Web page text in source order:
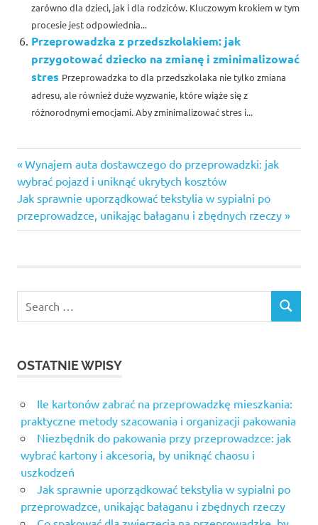
zarówno dla dzieci, jak i dla rodziców. Kluczowym krokiem w tym
procesie jest odpowiednia...
Przeprowadzka z przedszkolakiem: jak
przygotować dziecko na zmianę i zminimalizować
stres Przeprowadzka to dla przedszkolaka nie tylko zmiana
adresu, ale również duże wyzwanie, które wiąże się z
różnorodnymi emocjami. Aby zminimalizować stres i...
Nawigacja
wpisu
Previous
Post:
Wynajem auta dostawczego do przeprowadzki: jak
wybrać pojazd i uniknąć ukrytych kosztów
Next
Post:
Jak sprawnie uporządkować tekstylia w sypialni po
przeprowadzce, unikając bałaganu i zbędnych rzeczy
for:
SEARCH
OSTATNIE WPISY
Ile kartonów zabrać na przeprowadzkę mieszkania:
praktyczne metody szacowania i organizacji pakowania
Niezbędnik do pakowania przy przeprowadzce: jak
wybrać kartony i akcesoria, by uniknąć chaosu i
uszkodzeń
Jak sprawnie uporządkować tekstylia w sypialni po
przeprowadzce, unikając bałaganu i zbędnych rzeczy